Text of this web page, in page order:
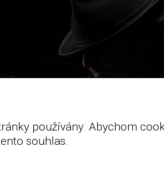
používány. Abychom
souhlas.